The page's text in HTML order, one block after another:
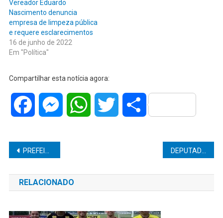
Vereador Eduardo
Nascimento denuncia
empresa de limpeza pública
e requere esclarecimentos
16 de junho de 2022
Em "Política"
Compartilhar esta notícia agora:
Facebook MessengerWhatsAppTwitter Share
Navegação
de
Post
PREFEITO MARQUINHO PINHEIRO, DE SÃO PEDRO DO TURVO, COLOCA ILUMINAÇÃO DE LED EM PRAÇAS DO DISTRITO DE ÁGUA SUJA DEPUTADO DOUGLAS GARCIA CONSEGUE IMPORTANTES CONQUISTAS PARA PORTADORES DE MIELOMENINGOCELE
RELACIONADO